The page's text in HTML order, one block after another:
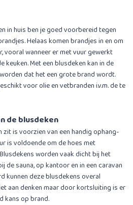
in huis ben je goed voorbereid tegen
Helaas komen brandjes in en om
vooral wanneer er met vuur gewerkt
Met een blusdeken kan in de
dat het een grote brand wordt.
voor olie en vetbranden i.v.m. de te
de blusdeken
zit is voorzien van een handig ophang-
is voldoende om de hoes met
worden vaak dicht bij het
de sauna, op kantoor en in een caravan
kunnen deze blusdekens overal
aan denken maar door kortsluiting is er
kans op brand.